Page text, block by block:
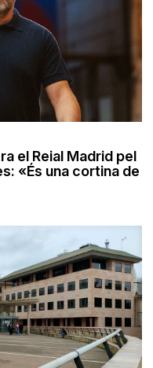
el Reial Madrid pel
«És una cortina de